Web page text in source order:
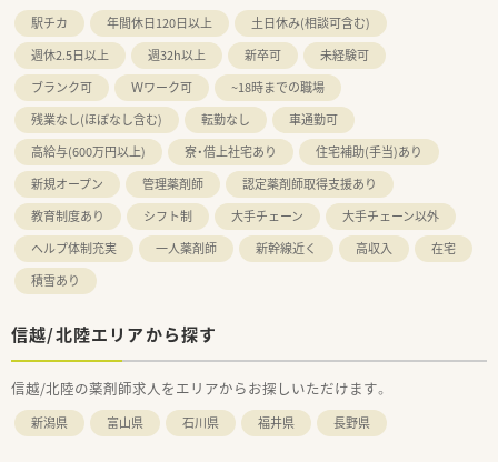
駅チカ 年間休日120日以上
土日休み(相談可含む)
週休2.5日以上
週32h以上 新卒可
未経験可
ブランク可
Ｗワーク可
~18時までの職場
残業なし(ほぼなし含む)
転勤なし
車通勤可
高給与(600万円以上)
寮・借上社宅あり
住宅補助(手当)あり
新規オープン
管理薬剤師
認定薬剤師取得支援あり
教育制度あり
シフト制 大手チェーン
大手チェーン以外
ヘルプ体制充実
一人薬剤師 新幹線近く 高収入
在宅
積雪あり
信越/北陸エリアから探す
信越/北陸の薬剤師求人をエリアからお探しいただけます。
新潟県 富山県 石川県 福井県 長野県